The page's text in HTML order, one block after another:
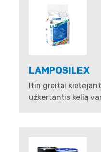
LAMPOSILEX
Itin greitai
užkertantis kelią